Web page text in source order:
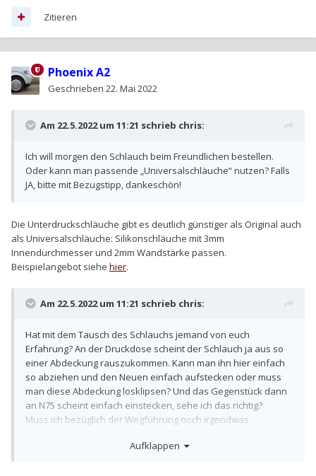
Zitieren
Phoenix A2
Geschrieben 22. Mai 2022
Am 22.5.2022 um 11:21 schrieb chris:
Ich will morgen den Schlauch beim Freundlichen bestellen.
Oder kann man passende „Universalschläuche“ nutzen? Falls
JA, bitte mit Bezugstipp, dankeschön!
Die Unterdruckschläuche gibt es deutlich günstiger als Original auch
als Universalschläuche: Silikonschläuche mit 3mm
Innendurchmesser und 2mm Wandstärke passen.
Beispielangebot siehe hier.
Am 22.5.2022 um 11:21 schrieb chris:
Hat mit dem Tausch des Schlauchs jemand von euch
Erfahrung? An der Druckdose scheint der Schlauch ja aus so
einer Abdeckung rauszukommen. Kann man ihn hier einfach
so abziehen und den Neuen einfach aufstecken oder muss
man diese Abdeckung losklipsen? Und das Gegenstück dann
an N75 scheint einfach einstecken, sehe ich das richtig?
Muss ich bezüglich der Wegführung noch irgendwas
Aufklappen